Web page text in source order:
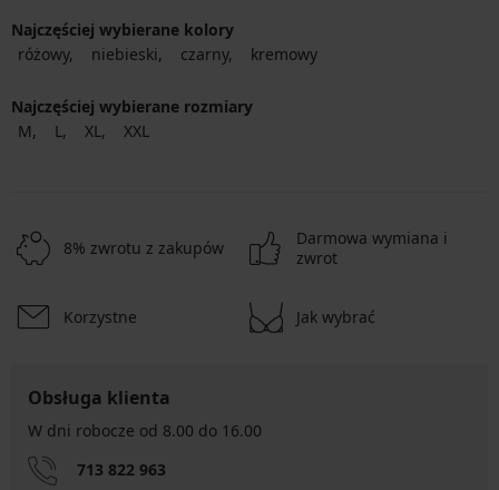
Najczęściej wybierane kolory
różowy
niebieski czarny kremowy
Najczęściej wybierane rozmiary
M
L XL XXL
8% zwrotu z zakupów
Darmowa wymiana i
zwrot
Korzystne Jak wybrać
Obsługa klienta
W dni robocze od 8.00 do 16.00
713 822 963